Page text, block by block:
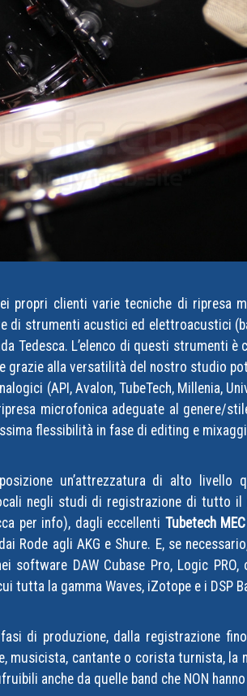
propri clienti varie tecniche di ripresa
di strumenti acustici ed elettroacustici
Tedesca. L’elenco di questi strumenti è
grazie alla versatilità del nostro studio
(API, Avalon, TubeTech, Millenia,
microfonica adeguate al genere/
flessibilità in fase di editing e
un’attrezzatura di alto
negli studi di registrazione di tutto
per info), dagli eccellenti Tubetech
Rode agli AKG e Shure. E, se
DAW Cubase Pro, Logic PRO,
tutta la gamma Waves, iZotope e i DSP
di produzione, dalla registrazione
musicista, cantante o corista turnista,
anche da quelle band che NON